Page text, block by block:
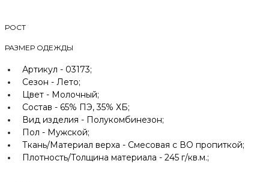
РОСТ
РАЗМЕР ОДЕЖДЫ
Артикул - 03173;
Сезон - Лето;
Цвет - Молочный;
Состав - 65% ПЭ, 35% ХБ;
Вид изделия - Полукомбинезон;
Пол - Мужской;
Ткань/Материал верха - Смесовая с ВО пропиткой;
Плотность/Толщина материала - 245 г/кв.м.;